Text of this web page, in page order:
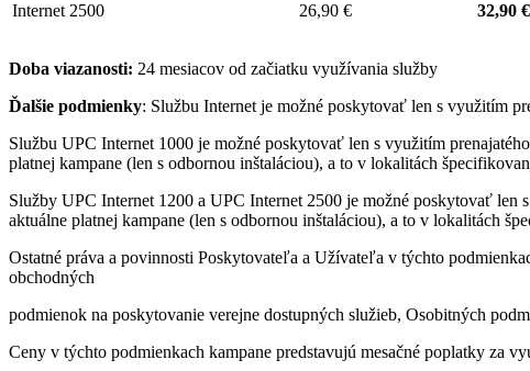
Internet 2500 26,90 € 32,90 €
Doba viazanosti: 24 mesiacov od začiatku využívania služby
Ďalšie podmienky: Službu Internet je možné poskytovať len s využitím
Službu UPC Internet 1000 je možné poskytovať len s využitím
platnej kampane (len s odbornou inštaláciou), a to v lokalitách
Služby UPC Internet 1200 a UPC Internet 2500 je možné poskytovať
aktuálne platnej kampane (len s odbornou inštaláciou), a to v lokalitách
Ostatné práva a povinnosti Poskytovateľa a Užívateľa v týchto
obchodných
podmienok na poskytovanie verejne dostupných služieb, Osobitných
Ceny v týchto podmienkach kampane predstavujú mesačné poplatky za